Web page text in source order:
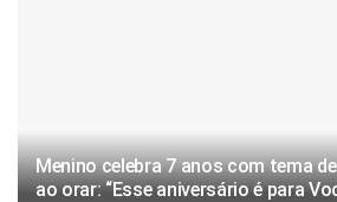
Menino celebra 7 anos com tema
ao orar: “Esse aniversário é para